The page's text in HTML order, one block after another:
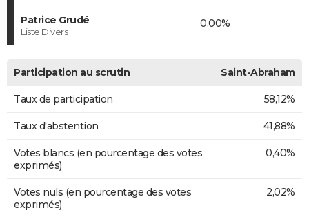
Patrice Grudé
Liste Divers
0,00%
Participation au scrutin Saint-Abraham
Taux de participation 58,12%
Taux d'abstention 41,88%
Votes blancs (en pourcentage des votes
exprimés)
0,40%
Votes nuls (en pourcentage des votes
exprimés)
2,02%